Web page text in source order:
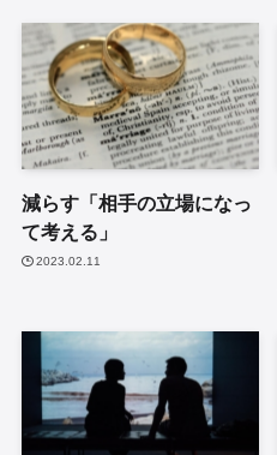
減らす「相手の立場になっ
て考える」
2023.02.11